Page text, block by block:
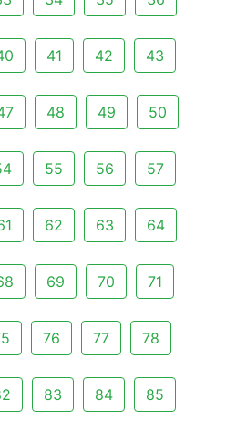
41 42 43
48 49 50
55 56 57
62 63 64
69 70 71
76 77 78
83 84 85